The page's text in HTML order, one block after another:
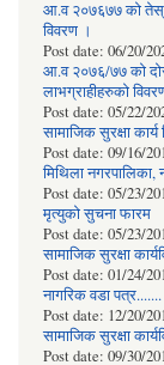
आ.व २०७६७७ को तेस्रो
विवरण ।
Post date: 06/20/
आ.व २०७६/७७ को
लाभग्राहीहरुको
Post date: 05/22/
सामाजिक सुरक्षा
Post date: 09/16/
मिथिला नगरपालिका,
Post date: 05/23/
मृत्युको सुचना फारम
Post date: 05/23/
सामाजिक सुरक्षा
Post date: 01/24/
नागरिक वडा पत्र.......
Post date: 12/20/
सामाजिक सुरक्षा
Post date: 09/30/